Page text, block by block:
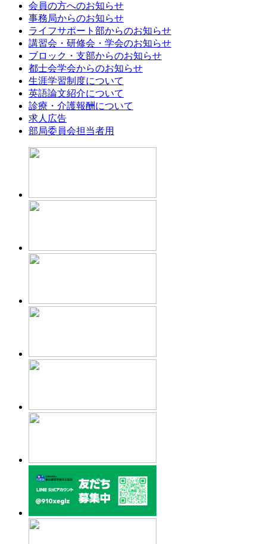
会員の方へのお知らせ
事務局からのお知らせ
ライフサポート部からのお知らせ
講習会・研修会・学会のお知らせ
ブロック・支部からのお知らせ
都士会学会からのお知らせ
生涯学習制度について
英語論文紹介について
診療・介護報酬について
求人広告
部局委員会担当者用